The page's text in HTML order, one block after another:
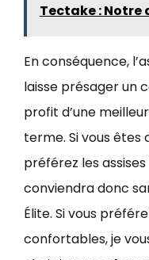
Tectake : Notre
En conséquence,
laisse présager un
profit d’une
terme. Si vous êtes
préférez les
conviendra donc
Élite. Si vous
confortables, je